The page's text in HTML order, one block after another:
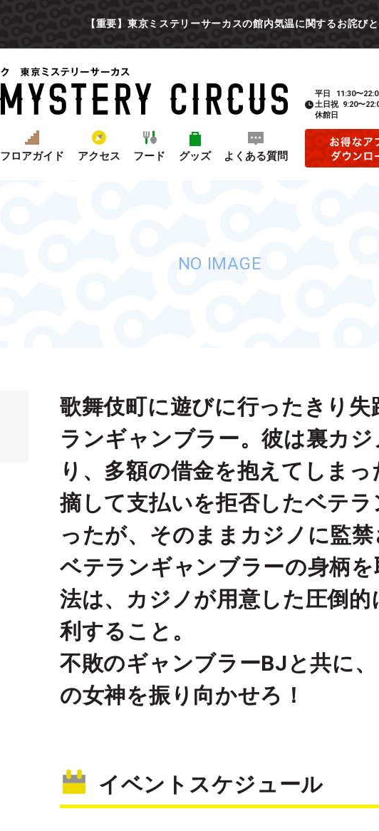
【重要】東京ミステリーサーカスの館内気温に関するお詫び
フロアガイド アクセス フード グッズ よくある質問
平日
11:30〜
土日祝 9:20〜
休館日
NO IMAGE
歌舞伎町に遊びに行ったきり
ランギャンブラー。彼は裏カ
り、多額の借金を抱えてしま
摘して支払いを拒否したベテ
ったが、そのままカジノに監
ベテランギャンブラーの身柄
法は、カジノが用意した圧倒
利すること。
不敗のギャンブラーBJと共に
の女神を振り向かせろ！
イベントスケジュール